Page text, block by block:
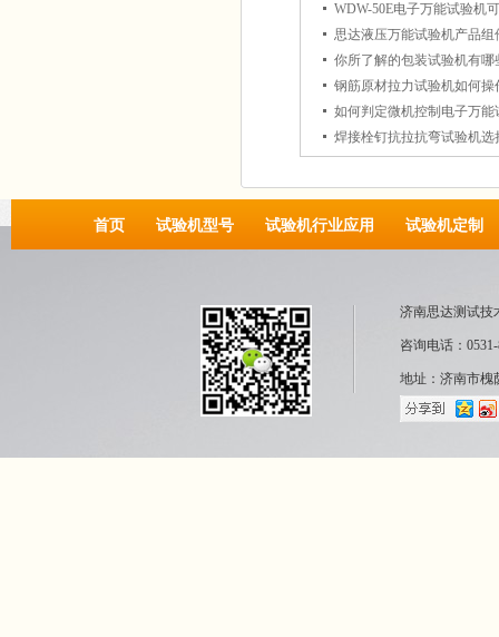
思达液压万能试验机产品组
你所了解的包装试验机有哪
钢筋原材拉力试验机如何操
如何判定微机控制电子万
焊接栓钉抗拉抗弯试验机选
首页 试验机型号 试验机行业应用 试验机定制
济南思达测试技
咨询电话：
地址：济南市槐